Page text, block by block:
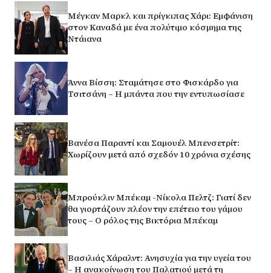
Μέγκαν Μαρκλ και πρίγκιπας Χάρι: Εμφάνιση
στον Καναδά με ένα πολύτιμο κόσμημα της
Ντάιανα
Άννα Βίσση: Σταμάτησε στο Φισκάρδο για
Τσιτσάνη – Η μπάντα που την εντυπωσίασε
Βανέσα Παραντί και Σαμουέλ Μπενσετρίτ:
Χωρίζουν μετά από σχεδόν 10 χρόνια σχέσης
Μπρούκλιν Μπέκαμ -Νίκολα Πελτζ: Γιατί δεν
θα γιορτάζουν πλέον την επέτειο του γάμου
τους – Ο ρόλος της Βικτόρια Μπέκαμ
Βασιλιάς Χάραλντ: Ανησυχία για την υγεία του
– Η ανακοίνωση του Παλατιού μετά τη